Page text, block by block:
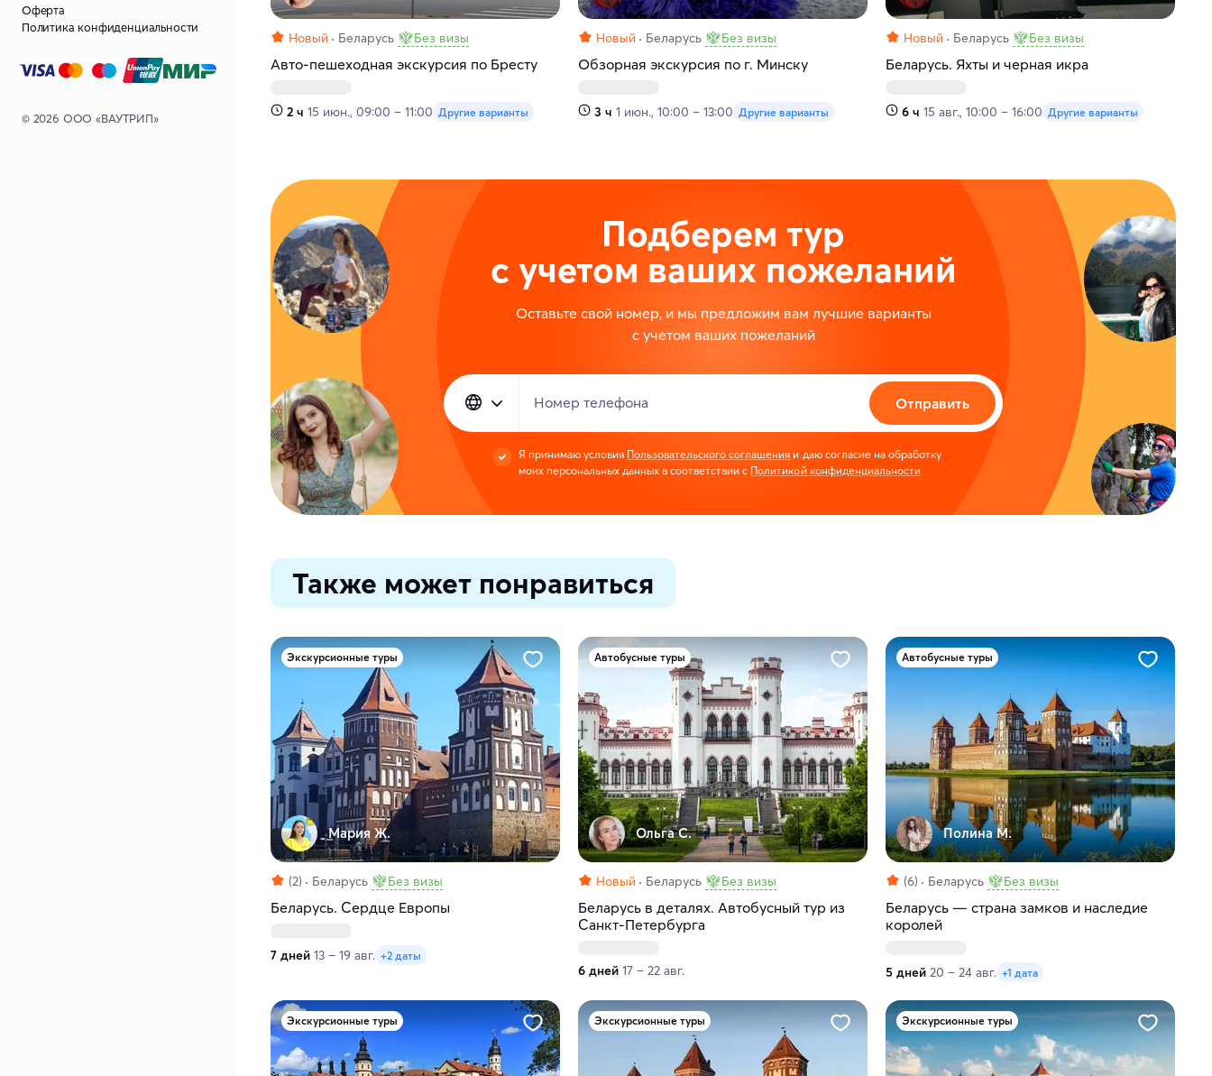
Оферта
Политика конфиденциальности
© 2026 ООО «ВАУТРИП»
Новый Беларусь Без визы
Авто-пешеходная экскурсия по Бресту
2 ч 15 июн., 09:00 – 11:00 Другие варианты
Новый Беларусь Без визы
Обзорная экскурсия по г. Минску
3 ч 1 июн., 10:00 – 13:00 Другие варианты
Новый Беларусь Без визы
Беларусь. Яхты и черная икра
6 ч 15 авг., 10:00 – 16:00 Другие варианты
Подберем тур
с учетом ваших пожеланий
Оставьте свой номер, и мы предложим вам лучшие варианты
с учетом ваших пожеланий
Номер телефона Отправить
Я принимаю условия Пользовательского соглашения и даю согласие на обработку
моих персональных данных в соответствии с Политикой конфиденциальности
Также может понравиться
Экскурсионные туры
Мария Ж.
(2) Беларусь Без визы
Беларусь. Сердце Европы
7 дней 13 – 19 авг. +2 даты
Автобусные туры
Ольга С.
Новый Беларусь Без визы
Беларусь в деталях. Автобусный тур из
Санкт-Петербурга
6 дней 17 – 22 авг.
Автобусные туры
Полина М.
(6) Беларусь Без визы
Беларусь — страна замков и наследие
королей
5 дней 20 – 24 авг. +1 дата
Экскурсионные туры Экскурсионные туры Экскурсионные туры